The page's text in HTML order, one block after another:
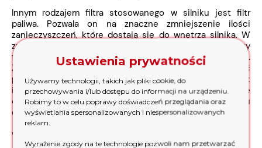
Innym rodzajem filtra stosowanego w silniku jest filtr
paliwa. Pozwala on na znaczne zmniejszenie ilości
zanieczyszczeń, które dostają się do wnętrza silnika. W
znakomity sposób zatrzymuje on piasek, drobinki rdzy czy
też cząstki metali znajdujące się na powierzchni paliwa.
Zużyty lub niesprawny filtr może zmniejszyć płynność
pracy silnika oraz zwiększyć jego spalanie, dlatego tak
istotna jest jego właściwa konserwacja. Zaleca się
czyszczenie filtra paliwa mniej więcej co pół roku
eksploatacji lub co 100 godzin pracy silnika.
Właściwy rozruch silnika
Ustawienia prywatności
Używamy technologii, takich jak pliki cookie, do
przechowywania i/lub dostępu do informacji na urządzeniu.
Robimy to w celu poprawy doświadczeń przeglądania oraz
wyświetlania spersonalizowanych i niespersonalizowanych
reklam.
Wyrażenie zgody na te technologie pozwoli nam przetwarzać